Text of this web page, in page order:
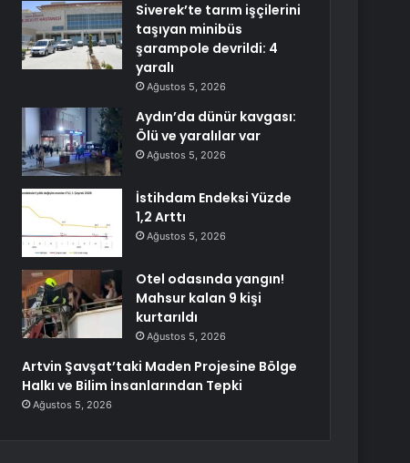
Siverek’te tarım işçilerini
taşıyan minibüs
şarampole devrildi: 4
yaralı
Ağustos 5, 2026
Aydın’da dünür kavgası:
Ölü ve yaralılar var
Ağustos 5, 2026
İstihdam Endeksi Yüzde
1,2 Arttı
Ağustos 5, 2026
Otel odasında yangın!
Mahsur kalan 9 kişi
kurtarıldı
Ağustos 5, 2026
Artvin Şavşat’taki Maden Projesine Bölge
Halkı ve Bilim İnsanlarından Tepki
Ağustos 5, 2026